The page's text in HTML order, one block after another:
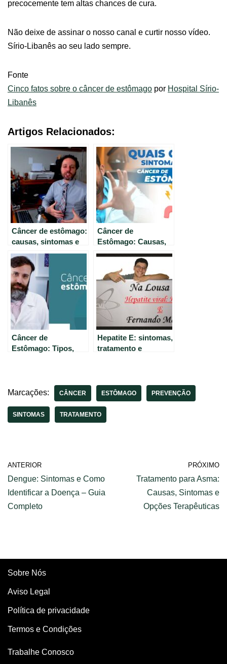
precocemente tem altas chances de cura.
Não deixe de assinar o nosso canal e curtir nosso vídeo.
Sírio-Libanês ao seu lado sempre.
Fonte
Cinco fatos sobre o câncer de estômago por Hospital Sírio-
Libanês
Artigos Relacionados:
Câncer de estômago:
causas, sintomas e
tratamento completo
Câncer de
Estômago: Causas,
Sintomas e
Tratamentos
Essenciais.
Câncer de
Estômago: Tipos,
Hepatite E: sintomas,
tratamento e
Marcações: CÂNCER ESTÔMAGO PREVENÇÃO
SINTOMAS TRATAMENTO
ANTERIOR
Dengue: Sintomas e Como
Identificar a Doença – Guia
Completo
PRÓXIMO
Tratamento para Asma:
Causas, Sintomas e
Opções Terapêuticas
Sobre Nós
Aviso Legal
Política de privacidade
Termos e Condições
Trabalhe Conosco